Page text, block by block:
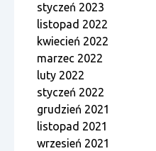
styczeń 2023
listopad 2022
kwiecień 2022
marzec 2022
luty 2022
styczeń 2022
grudzień 2021
listopad 2021
wrzesień 2021